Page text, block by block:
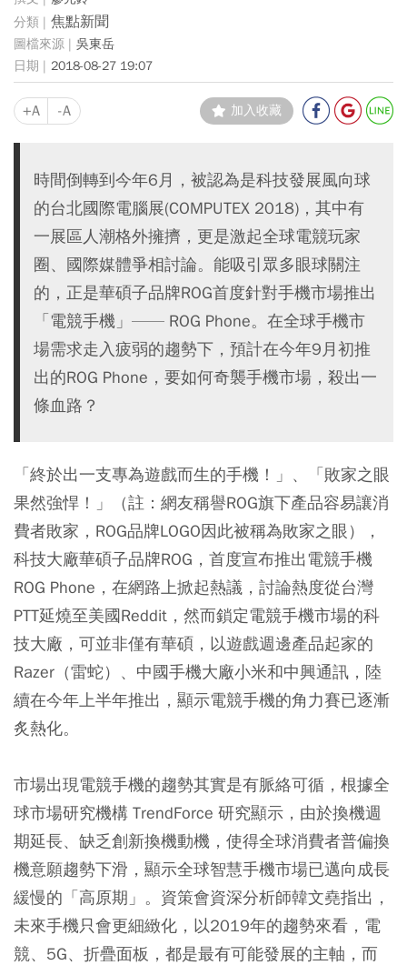
焦點新聞
吳東岳
2018-08-27 19:07
+A -A 加入收藏
時間倒轉到今年6月，被認為是科技發展風向球
的台北國際電腦展(COMPUTEX 2018)，其中有
一展區人潮格外擁擠，更是激起全球電競玩家
圈、國際媒體爭相討論。能吸引眾多眼球關注
的，正是華碩子品牌ROG首度針對手機市場推出
「電競手機」—— ROG Phone。在全球手機市
場需求走入疲弱的趨勢下，預計在今年9月初推
出的ROG Phone，要如何奇襲手機市場，殺出一
條血路？
「終於出一支專為遊戲而生的手機！」、「敗家之眼
果然強悍！」（註：網友稱譽ROG旗下產品容易讓消
費者敗家，ROG品牌LOGO因此被稱為敗家之眼），
科技大廠華碩子品牌ROG，首度宣布推出電競手機
ROG Phone，在網路上掀起熱議，討論熱度從台灣
PTT延燒至美國Reddit，然而鎖定電競手機市場的科
技大廠，可並非僅有華碩，以遊戲週邊產品起家的
Razer（雷蛇）、中國手機大廠小米和中興通訊，陸
續在今年上半年推出，顯示電競手機的角力賽已逐漸
炙熱化。
市場出現電競手機的趨勢其實是有脈絡可循，根據全
球市場研究機構 TrendForce 研究顯示，由於換機週
期延長、缺乏創新換機動機，使得全球消費者普偏換
機意願趨勢下滑，顯示全球智慧手機市場已邁向成長
緩慢的「高原期」。資策會資深分析師韓文堯指出，
未來手機只會更細緻化，以2019年的趨勢來看，電
競、5G、折疊面板，都是最有可能發展的主軸，而